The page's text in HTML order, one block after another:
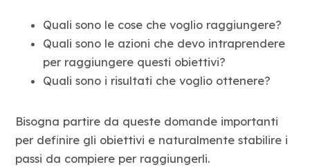
Quali sono le cose che voglio raggiungere?
Quali sono le azioni che devo intraprendere
per raggiungere questi obiettivi?
Quali sono i risultati che voglio ottenere?
Bisogna partire da queste domande importanti
per definire gli obiettivi e naturalmente stabilire i
passi da compiere per raggiungerli.